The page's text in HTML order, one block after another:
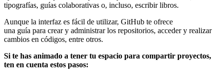
tipografías, guías colaborativas o, incluso, escribir libros.
Aunque la interfaz es fácil de utilizar, GitHub te ofrece
una guía para crear y administrar los repositorios, acceder y realizar
cambios en códigos, entre otros.
Si te has animado a tener tu espacio para compartir proyectos,
ten en cuenta estos pasos: